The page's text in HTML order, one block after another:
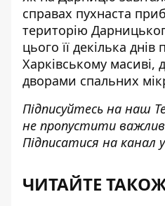
справах пухнаста
територію
цього її декілька
Харківському масиві,
дворами спальних
Підписуйтесь на наш
не пропустити
Підписатися на канал
ЧИТАЙТЕ